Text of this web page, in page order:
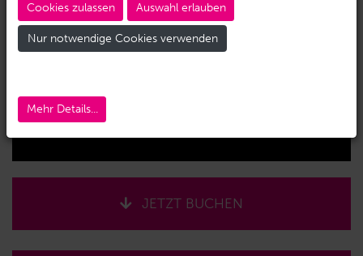
JETZT BUCHEN
Cookies zulassen Auswahl erlauben
Nur notwendige Cookies verwenden
Mehr Details...